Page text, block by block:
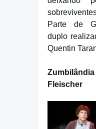
Parte de
duplo
Quentin
Fleischer